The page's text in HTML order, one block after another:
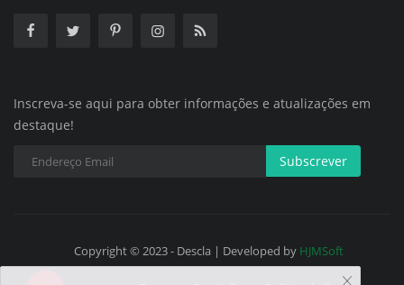
Inscreva-se aqui para obter informações e atualizações em
destaque!
Subscrever
Copyright © 2023 - Descla | Developed by HJMSoft